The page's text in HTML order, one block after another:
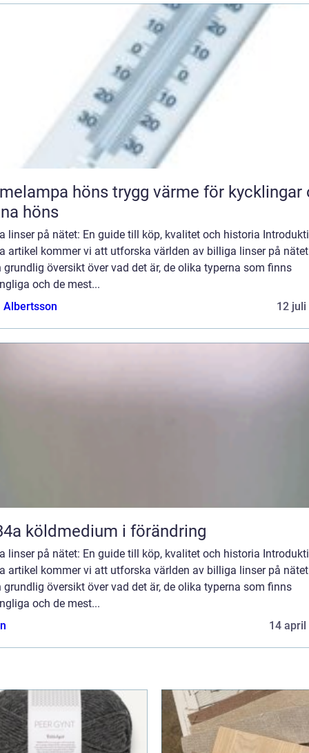
höns trygg värme för kycklingar och
höns
linser på nätet: En guide till köp, kvalitet och historia
artikel kommer vi att utforska världen av billiga linser på
grundlig översikt över vad det är, de olika typerna som finns
och de mest...
Albertsson
12 juli
R134a köldmedium i förändring
linser på nätet: En guide till köp, kvalitet och historia
artikel kommer vi att utforska världen av billiga linser på
grundlig översikt över vad det är, de olika typerna som finns
och de mest...
14 april